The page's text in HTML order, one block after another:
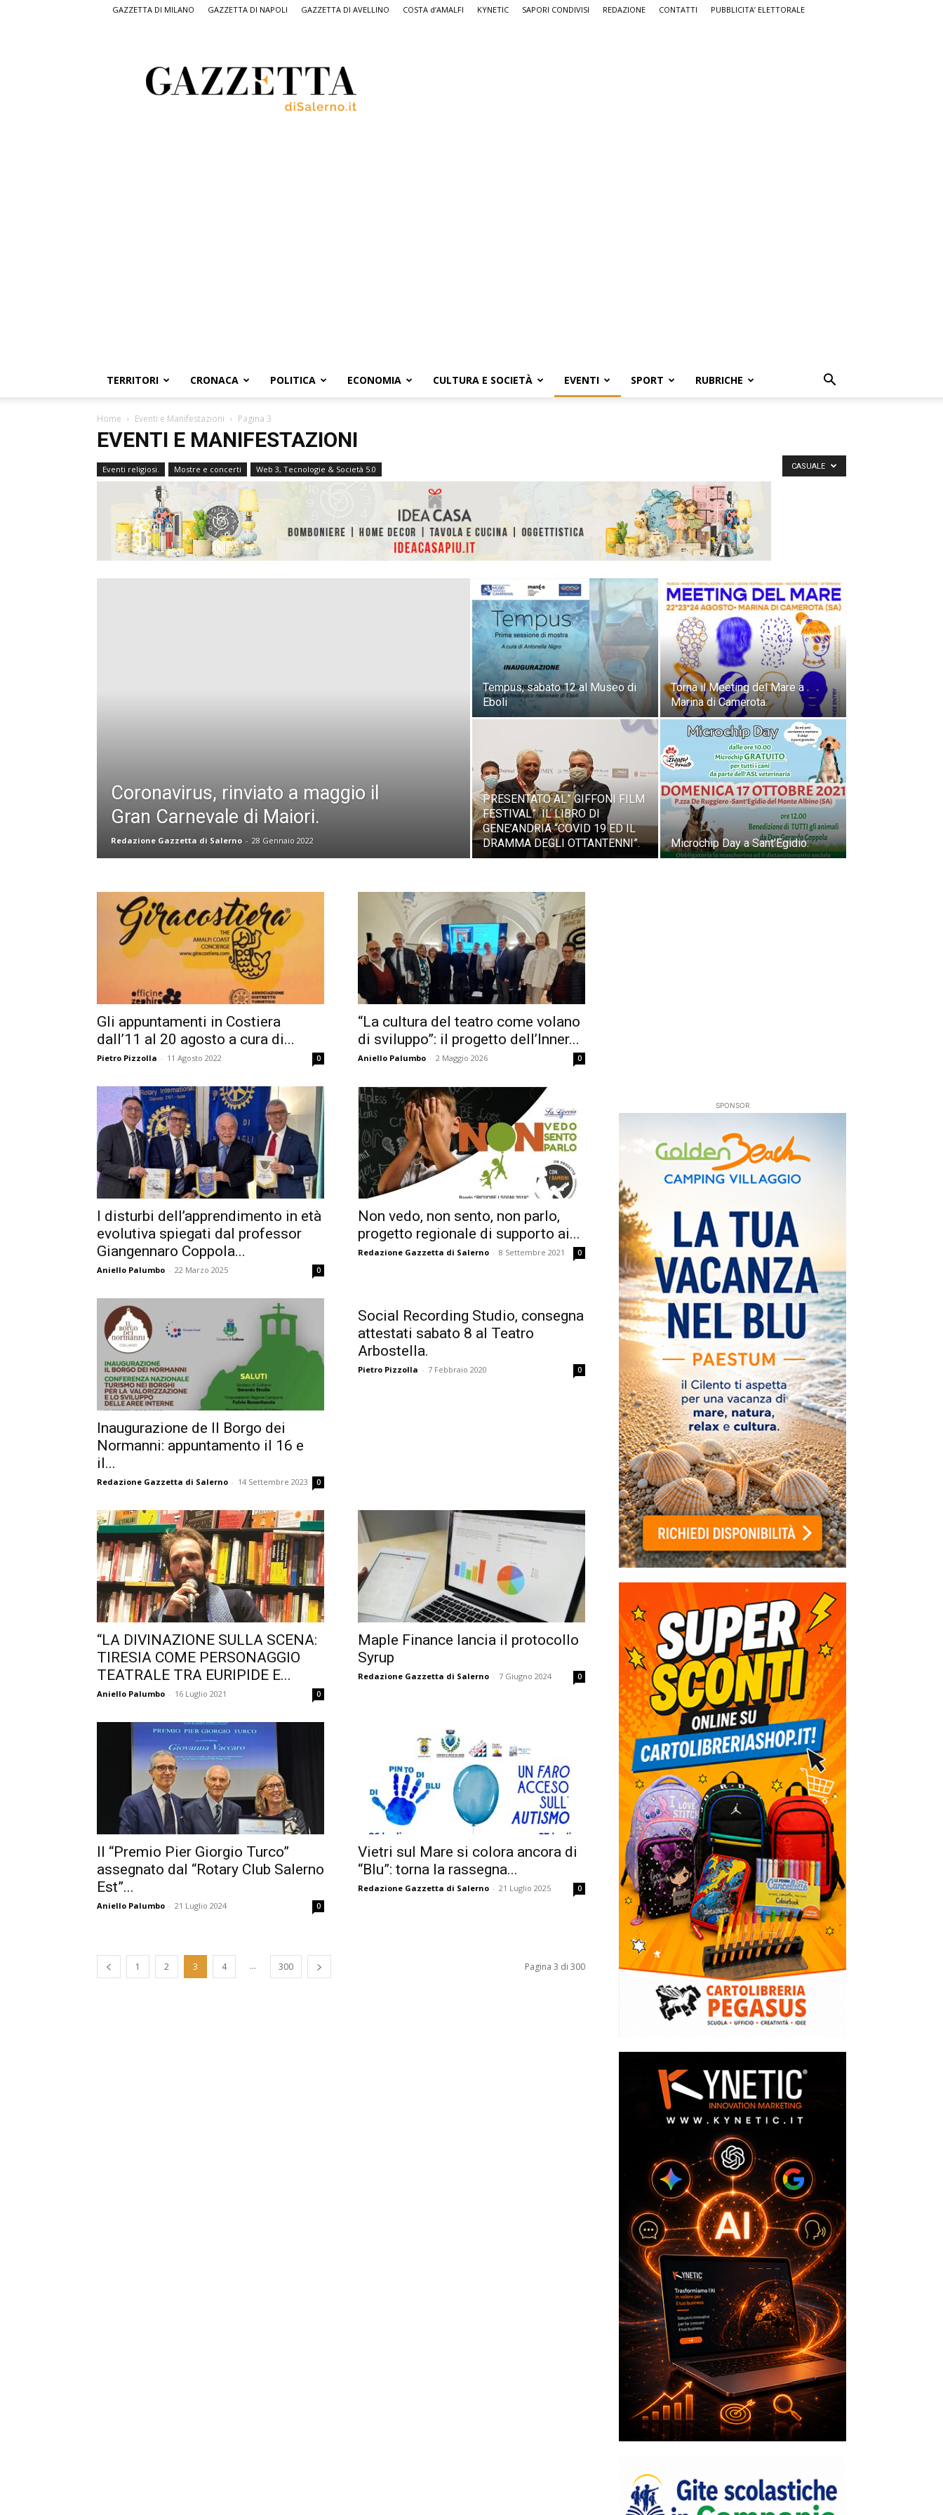
GAZZETTA DI MILANO GAZZETTA DI NAPOLI GAZZETTA DI AVELLINO COSTA d’AMALFI KYNETIC SAPORI CONDIVISI REDAZIONE CONTATTI PUBBLICITA’ ELETTORALE
Salerno,
il
quotidiano
TERRITORI CRONACA POLITICA ECONOMIA CULTURA E SOCIETÀ EVENTI SPORT RUBRICHE
Home Eventi e Manifestazioni Pagina 3
EVENTI E MANIFESTAZIONI
Eventi religiosi. Mostre e concerti Web 3, Tecnologie & Società 5.0 CASUALE
Coronavirus, rinviato a maggio il
Gran Carnevale di Maiori.
Redazione Gazzetta di Salerno - 28 Gennaio 2022
Tempus, sabato 12 al Museo di
Eboli
Torna il Meeting del Mare a
Marina di Camerota.
PRESENTATO AL” GIFFONI FILM
FESTIVAL” IL LIBRO DI
GENE’ANDRIA “COVID 19 ED IL
DRAMMA DEGLI OTTANTENNI”.
Microchip Day a Sant’Egidio.
Gli appuntamenti in Costiera
dall’11 al 20 agosto a cura di...
Pietro Pizzolla - 11 Agosto 2022 0
“La cultura del teatro come volano
di sviluppo”: il progetto dell’Inner...
Aniello Palumbo - 2 Maggio 2026 0
I disturbi dell’apprendimento in età
evolutiva spiegati dal professor
Giangennaro Coppola...
Aniello Palumbo - 22 Marzo 2025 0
Non vedo, non sento, non parlo,
progetto regionale di supporto ai...
Redazione Gazzetta di Salerno - 8 Settembre 2021 0
Inaugurazione de Il Borgo dei
Normanni: appuntamento il 16 e
il...
Redazione Gazzetta di Salerno - 14 Settembre 2023 0
Social Recording Studio, consegna
attestati sabato 8 al Teatro
Arbostella.
Pietro Pizzolla - 7 Febbraio 2020 0
“LA DIVINAZIONE SULLA SCENA:
TIRESIA COME PERSONAGGIO
TEATRALE TRA EURIPIDE E...
Aniello Palumbo - 16 Luglio 2021 0
Maple Finance lancia il protocollo
Syrup
Redazione Gazzetta di Salerno - 7 Giugno 2024 0
Il “Premio Pier Giorgio Turco”
assegnato dal “Rotary Club Salerno
Est”...
Aniello Palumbo - 21 Luglio 2024 0
Vietri sul Mare si colora ancora di
“Blu”: torna la rassegna...
Redazione Gazzetta di Salerno - 21 Luglio 2025 0
1 2 3 4 ... 300 Pagina 3 di 300
SPONSOR